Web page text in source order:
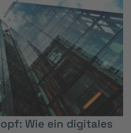
Wie ein digitales